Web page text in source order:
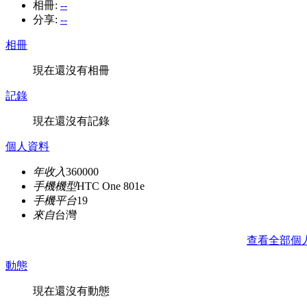
相冊: --
分享: --
相冊
現在還沒有相冊
記錄
現在還沒有記錄
個人資料
年收入360000
手機機型HTC One 801e
手機平台19
來自台灣
查看全部個
動態
現在還沒有動態